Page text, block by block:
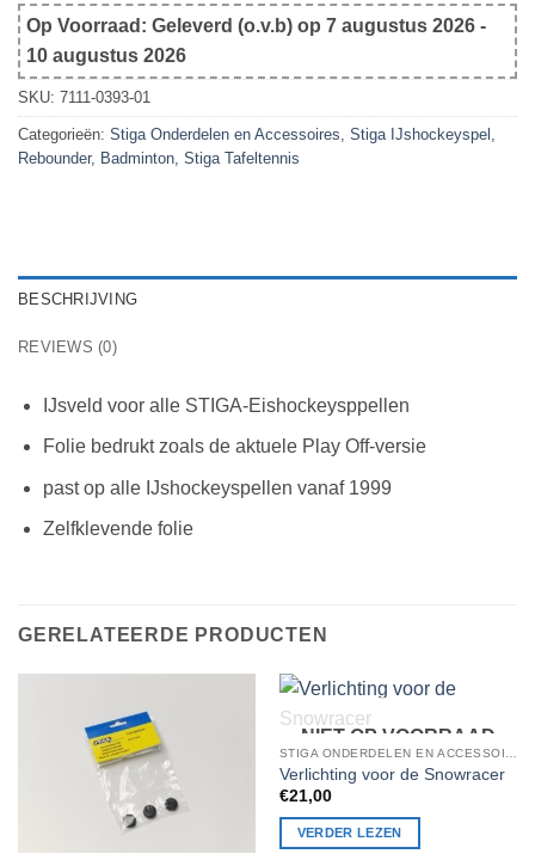
Op Voorraad: Geleverd (o.v.b) op 7 augustus 2026 -
10 augustus 2026
SKU: 7111-0393-01
Categorieën: Stiga Onderdelen en Accessoires Stiga IJshockeyspel,
Rebounder, Badminton, Stiga Tafeltennis
BESCHRIJVING
REVIEWS (0)
IJsveld voor alle STIGA-Eishockeysppellen
Folie bedrukt zoals de aktuele Play Off-versie
past op alle IJshockeyspellen vanaf 1999
Zelfklevende folie
GERELATEERDE PRODUCTEN
NIET OP VOORRAAD
Verlichting voor de Snowracer
€21,00
VERDER LEZEN